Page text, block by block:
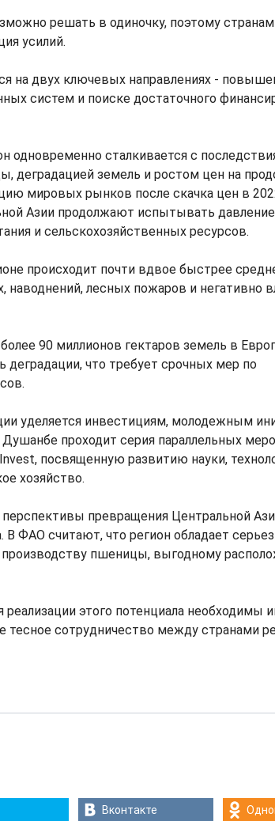
решать в одиночку, поэтому
усилий.
на двух ключевых направлениях -
систем и поиске достаточного
одновременно сталкивается с
деградацией земель и ростом цен на
мировых рынков после скачка цен в
Азии продолжают испытывать давление
и сельскохозяйственных ресурсов.
происходит почти вдвое быстрее
лесных пожаров и негативно
90 миллионов гектаров земель в
деградации, что требует срочных мер по
уделяется инвестициям, молодежным
проходит серия параллельных
посвященную развитию науки,
хозяйство.
превращения Центральной
ФАО считают, что регион обладает
производству пшеницы, выгодному
реализации этого потенциала необходимы
тесное сотрудничество между странами
Вконтакте